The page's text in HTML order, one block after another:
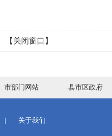
【关闭窗口】
市部门网站 县市区政府
| 关于我们